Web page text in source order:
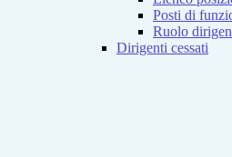
Posti di
Ruolo
Dirigenti cessati